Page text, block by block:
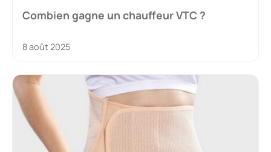
Combien gagne un chauffeur VTC ?
8 août 2025